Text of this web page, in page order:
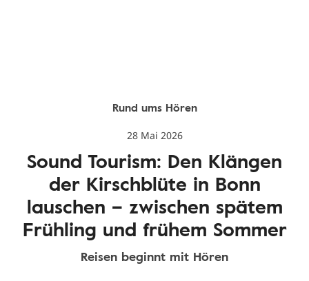
Rund ums Hören
28 Mai 2026
Sound Tourism: Den Klängen
der Kirschblüte in Bonn
lauschen – zwischen spätem
Frühling und frühem Sommer
Reisen beginnt mit Hören